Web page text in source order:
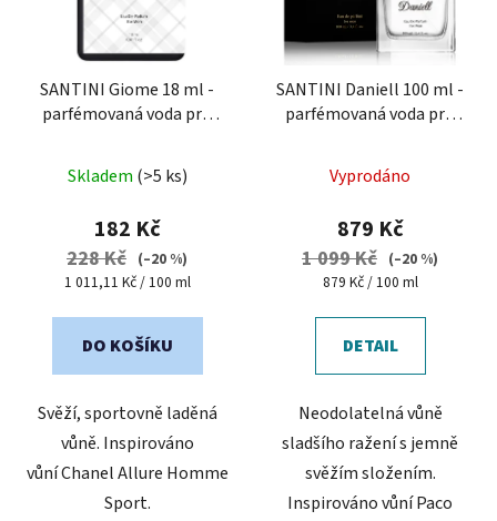
SANTINI Giome 18 ml -
parfémovaná voda pro
balení
hodnocení
produktu
je
5,0
5
Skladem (>5 ks)
182 Kč
228 Kč (–20 %)
Měrná
1 011,11 Kč / 100 ml
DO KOŠÍKU
Svěží, sportovně laděná
vůně. Inspirováno
vůní Chanel Allure Homme
Sport.
SANTINI Daniell 100 ml -
parfémovaná voda pro
hodnocení
produktu
je
5,0
5
hvězdiček.
Vyprodáno
879 Kč
1 099 Kč (–20 %)
Měrná
879 Kč / 100 ml
DETAIL
Neodolatelná vůně
sladšího ražení s jemně
svěžím složením.
Inspirováno vůní Paco